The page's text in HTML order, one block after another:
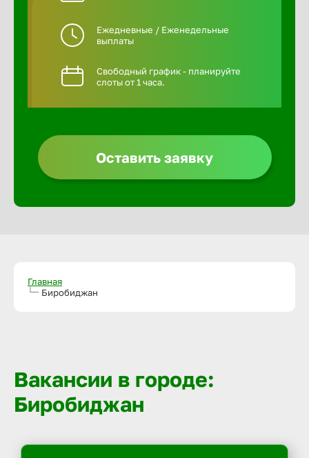
Ежедневные / Еженедельные
выплаты
Свободный график - планируйте
слоты от 1 часа.
Оставить заявку
Главная
Биробиджан
Вакансии в городе:
Биробиджан